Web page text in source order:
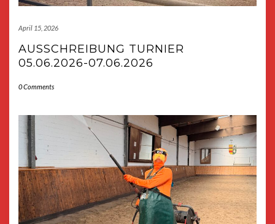
April 15, 2026
AUSSCHREIBUNG TURNIER
05.06.2026-07.06.2026
0 Comments